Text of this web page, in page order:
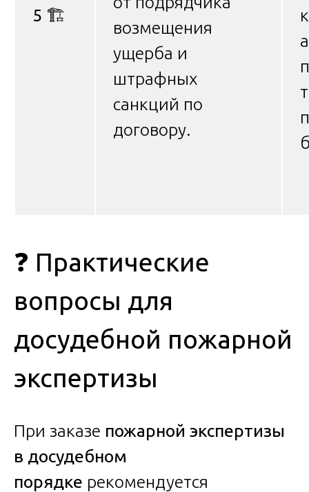
5 🏗️
возмещения
ущерба и
штрафных
санкций по
договору.
❓ Практические
вопросы для
досудебной пожарной
экспертизы
При заказе пожарной экспертизы
в досудебном
порядке рекомендуется